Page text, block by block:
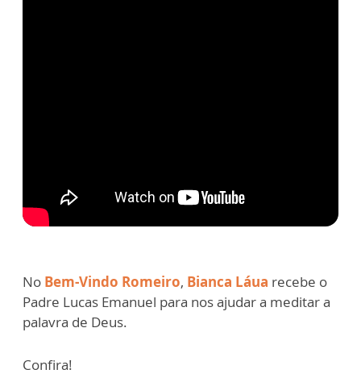
No Bem-Vindo Romeiro, Bianca Láua recebe o
Padre Lucas Emanuel para nos ajudar a meditar a
palavra de Deus.
Confira!